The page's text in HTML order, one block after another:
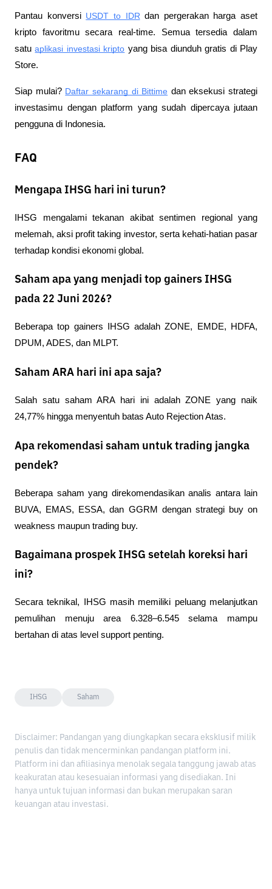
Pantau konversi USDT to IDR dan pergerakan harga aset
kripto favoritmu secara real-time. Semua tersedia dalam
satu aplikasi investasi kripto yang bisa diunduh gratis di Play
Store.
Siap mulai? Daftar sekarang di Bittime dan eksekusi strategi
investasimu dengan platform yang sudah dipercaya jutaan
pengguna di Indonesia.
FAQ
Mengapa IHSG hari ini turun?
IHSG mengalami tekanan akibat sentimen regional yang
melemah, aksi profit taking investor, serta kehati-hatian pasar
terhadap kondisi ekonomi global.
Saham apa yang menjadi top gainers IHSG
pada 22 Juni 2026?
Beberapa top gainers IHSG adalah ZONE, EMDE, HDFA,
DPUM, ADES, dan MLPT.
Saham ARA hari ini apa saja?
Salah satu saham ARA hari ini adalah ZONE yang naik
24,77% hingga menyentuh batas Auto Rejection Atas.
Apa rekomendasi saham untuk trading jangka
pendek?
Beberapa saham yang direkomendasikan analis antara lain
BUVA, EMAS, ESSA, dan GGRM dengan strategi buy on
weakness maupun trading buy.
Bagaimana prospek IHSG setelah koreksi hari
ini?
Secara teknikal, IHSG masih memiliki peluang melanjutkan
pemulihan menuju area 6.328–6.545 selama mampu
bertahan di atas level support penting.
IHSG Saham
Disclaimer: Pandangan yang diungkapkan secara eksklusif milik
penulis dan tidak mencerminkan pandangan platform ini.
Platform ini dan afiliasinya menolak segala tanggung jawab atas
keakuratan atau kesesuaian informasi yang disediakan. Ini
hanya untuk tujuan informasi dan bukan merupakan saran
keuangan atau investasi.